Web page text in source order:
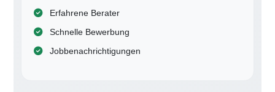
Erfahrene Berater
Schnelle Bewerbung
Jobbenachrichtigungen